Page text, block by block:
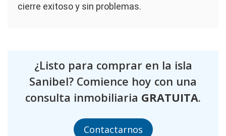
cierre exitoso y sin problemas.
¿Listo para comprar en la isla
Sanibel? Comience hoy con una
consulta inmobiliaria GRATUITA.
Contactarnos